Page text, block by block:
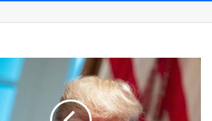
#ايران
مذكرة